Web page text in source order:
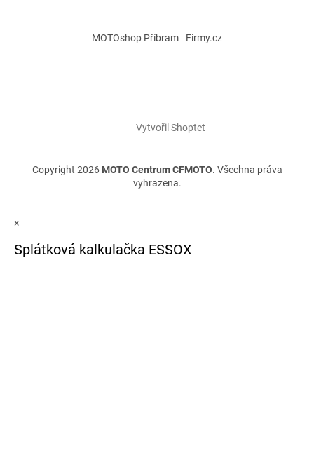
MOTOshop Příbram Firmy.cz
Vytvořil Shoptet
Copyright 2026 MOTO Centrum CFMOTO. Všechna práva
vyhrazena.
×
Splátková kalkulačka ESSOX